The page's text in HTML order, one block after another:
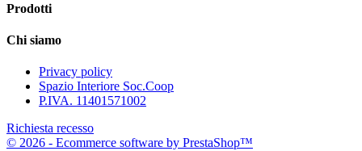
Prodotti
Chi siamo
Privacy policy
Spazio Interiore Soc.Coop
P.IVA. 11401571002
Richiesta recesso
© 2026 - Ecommerce software by PrestaShop™